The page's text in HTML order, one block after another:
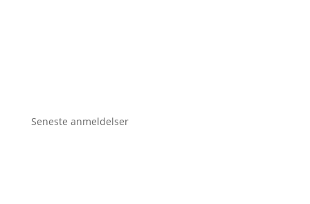
Seneste anmeldelser